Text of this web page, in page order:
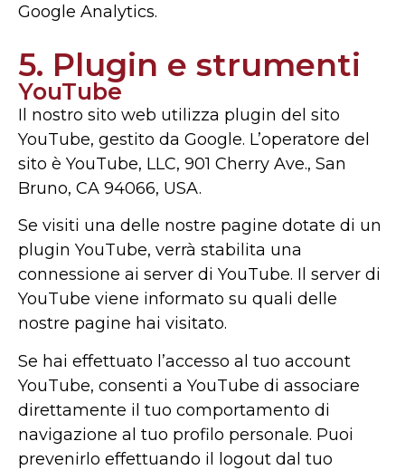
Google Analytics.
5. Plugin e strumenti
YouTube
Il nostro sito web utilizza plugin del sito
YouTube, gestito da Google. L’operatore del
sito è YouTube, LLC, 901 Cherry Ave., San
Bruno, CA 94066, USA.
Se visiti una delle nostre pagine dotate di un
plugin YouTube, verrà stabilita una
connessione ai server di YouTube. Il server di
YouTube viene informato su quali delle
nostre pagine hai visitato.
Se hai effettuato l’accesso al tuo account
YouTube, consenti a YouTube di associare
direttamente il tuo comportamento di
navigazione al tuo profilo personale. Puoi
prevenirlo effettuando il logout dal tuo